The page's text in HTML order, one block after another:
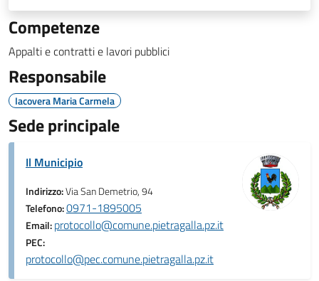
Competenze
Appalti e contratti e lavori pubblici
Responsabile
Iacovera Maria Carmela
Sede principale
Il Municipio
Indirizzo:Via San Demetrio, 94
Telefono:0971-1895005
Email:protocollo@comune.pietragalla.pz.it
PEC:
protocollo@pec.comune.pietragalla.pz.it